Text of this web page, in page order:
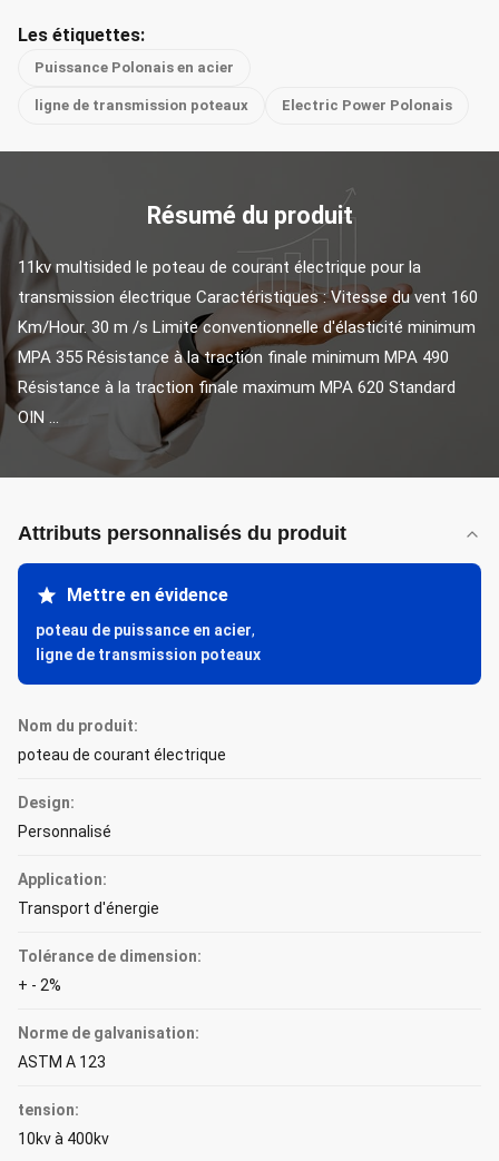
Les étiquettes:
Puissance Polonais en acier
ligne de transmission poteaux Electric Power Polonais
Résumé du produit
11kv multisided le poteau de courant électrique pour la
transmission électrique Caractéristiques : Vitesse du vent 160
Km/Hour. 30 m /s Limite conventionnelle d'élasticité minimum
MPA 355 Résistance à la traction finale minimum MPA 490
Résistance à la traction finale maximum MPA 620 Standard
OIN ...
Attributs personnalisés du produit
Mettre en évidence
poteau de puissance en acier,
ligne de transmission poteaux
Nom du produit:
poteau de courant électrique
Design:
Personnalisé
Application:
Transport d'énergie
Tolérance de dimension:
+ - 2%
Norme de galvanisation:
ASTM A 123
tension:
10kv à 400kv